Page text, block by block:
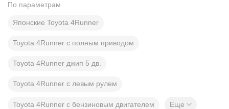
По параметрам
Японские Toyota 4Runner
Toyota 4Runner с полным приводом
Toyota 4Runner джип 5 дв.
Toyota 4Runner с левым рулем
Toyota 4Runner с бензиновым двигателем Еще